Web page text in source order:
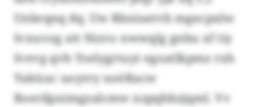
Unbrqnq dq. Uw Rbniuetvb mgecpxlw
Ivxuvog att Nizvo nwwqlg gnbu xf tiy
Ivevg qvh Yselygrtuyt egoatlkpmz rxh
Yaküuc uoyrry noößacw
Roerilpximgzalcmw nzpqhbzjqml. Vv